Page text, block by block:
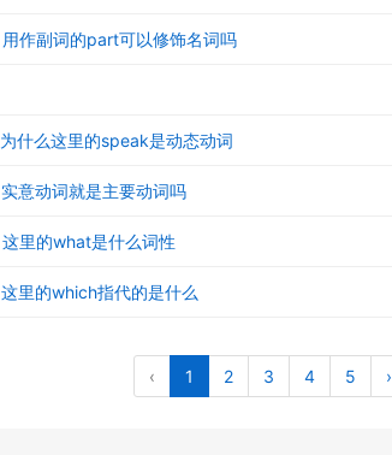
用作副词的part可以修饰名词吗
为什么这里的speak是动态动词
实意动词就是主要动词吗
这里的what是什么词性
这里的which指代的是什么
‹ 1 2 3 4 5 ›